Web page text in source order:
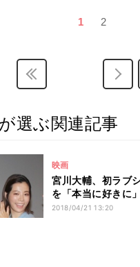
1 2
選ぶ関連記事
映画
宮川大輔、初ラブ
を「本当に好きに」
2018/04/21 13:20